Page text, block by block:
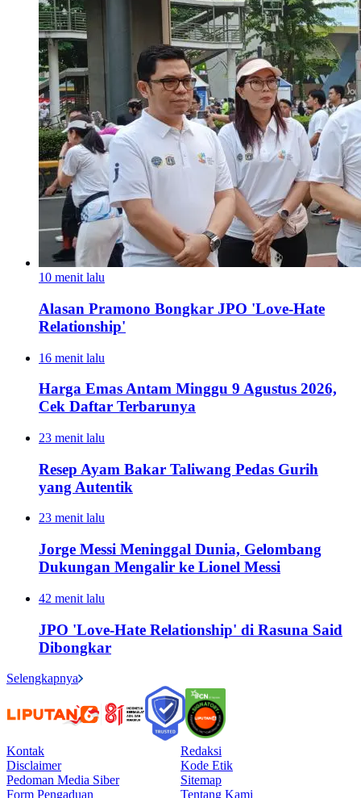
10 menit lalu
Alasan Pramono Bongkar JPO 'Love-Hate
Relationship'
16 menit lalu
Harga Emas Antam Minggu 9 Agustus 2026,
Cek Daftar Terbarunya
23 menit lalu
Resep Ayam Bakar Taliwang Pedas Gurih
yang Autentik
23 menit lalu
Jorge Messi Meninggal Dunia, Gelombang
Dukungan Mengalir ke Lionel Messi
42 menit lalu
JPO 'Love-Hate Relationship' di Rasuna Said
Dibongkar
Selengkapnya
Kontak
Redaksi
Disclaimer
Kode Etik
Pedoman Media Siber
Sitemap
Form Pengaduan
Tentang Kami